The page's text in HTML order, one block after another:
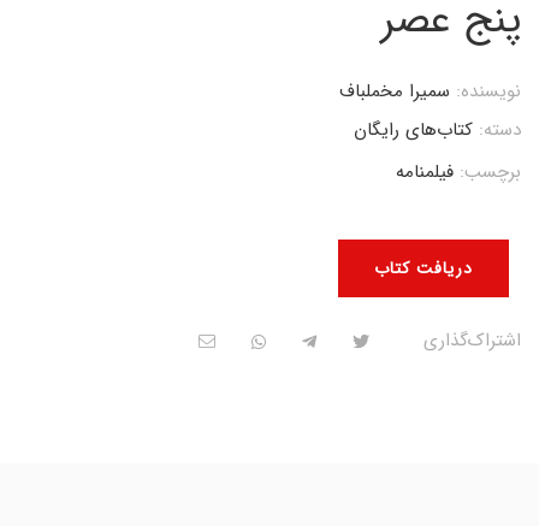
پنج عصر
دریافت کتاب
نویسنده: سمیرا مخملباف
دسته: کتاب‌های رایگان
برچسب: فیلمنامه
اشتراک‌گذاری